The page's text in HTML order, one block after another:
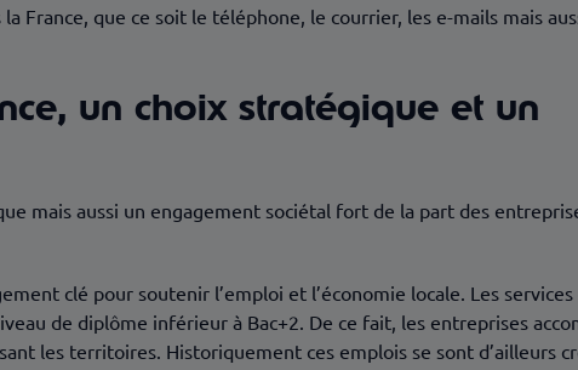
France, que ce soit le téléphone, le courrier, les e-mails mais
un choix stratégique et un
mais aussi un engagement sociétal fort de la part des
clé pour soutenir l’emploi et l’économie locale. Les
de diplôme inférieur à Bac+2. De ce fait, les entreprises
les territoires. Historiquement ces emplois se sont d’ailleurs